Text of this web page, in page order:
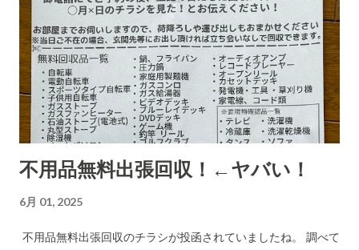
の分析です。長文です。 詐欺にかかる心理についてもAIに分
析・解説をしてもらいました。 CBB 株式会社、および
「charmmsho」という販売店に関する詐欺やトラブル報告の
有無を確認します。また、送り主情報の詳細な住所や連絡先が
正式な企業情報と一致するかどうかも調べます。 Research
completed in 8m· 16 件の情報源 CBB株式会社および販売店
「charmmsho」に関する調査報告 会社所在地・連絡先の検証
CBB株式会社は法人登記上、「大阪府泉南郡熊取町紺屋2丁目
屋2-20-1」と記載されています​ CBB-SHYOJI.COM 。販売店
不用品無料出張回収！←ヤバい！
6月 01, 2025
不用品無料出張回収のチラシが投函されていましたね。 調べて